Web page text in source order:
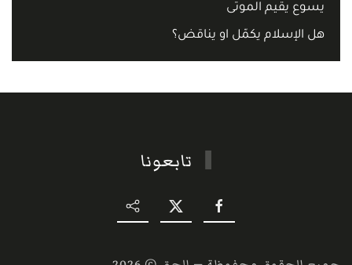
يسوع يقيم الموتى
هل الإسلام يكمّل او يناقض؟
تابعونا